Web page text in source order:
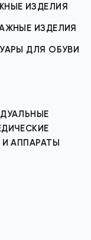
ИЗДЕЛИЯ
ИЗДЕЛИЯ
ДЛЯ ОБУВИ
И АППАРАТЫ